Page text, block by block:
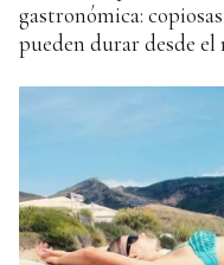
gastronómica:
pueden durar desde el